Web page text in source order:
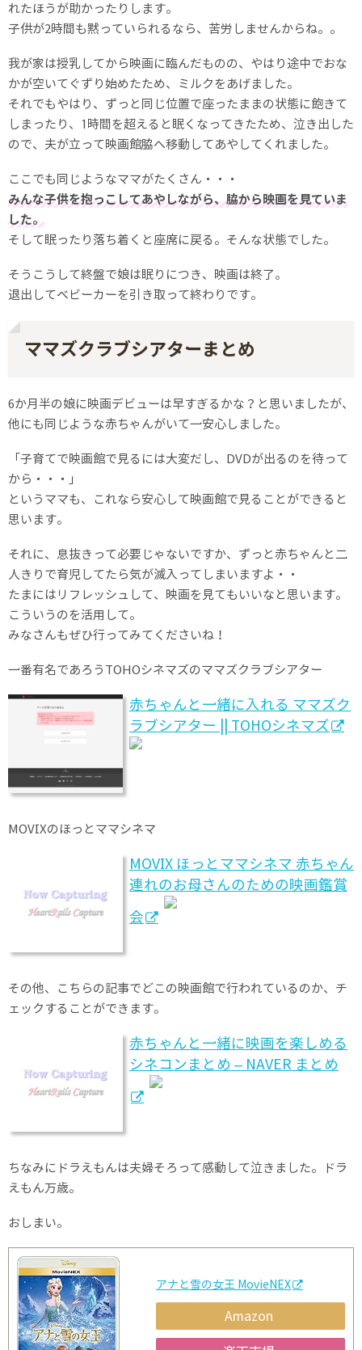
れたほうが助かったりします。
子供が2時間も黙っていられるなら、苦労しませんからね。。
我が家は授乳してから映画に臨んだものの、やはり途中でおな
かが空いてぐずり始めたため、ミルクをあげました。
それでもやはり、ずっと同じ位置で座ったままの状態に飽きて
しまったり、1時間を超えると眠くなってきたため、泣き出した
ので、夫が立って映画館脇へ移動してあやしてくれました。
ここでも同じようなママがたくさん・・・
みんな子供を抱っこしてあやしながら、脇から映画を見ていま
した。
そして眠ったり落ち着くと座席に戻る。そんな状態でした。
そうこうして終盤で娘は眠りにつき、映画は終了。
退出してベビーカーを引き取って終わりです。
ママズクラブシアターまとめ
6か月半の娘に映画デビューは早すぎるかな？と思いましたが、
他にも同じような赤ちゃんがいて一安心しました。
「子育てで映画館で見るには大変だし、DVDが出るのを待って
から・・・」
というママも、これなら安心して映画館で見ることができると
思います。
それに、息抜きって必要じゃないですか、ずっと赤ちゃんと二
人きりで育児してたら気が滅入ってしまいますよ・・
たまにはリフレッシュして、映画を見てもいいなと思います。
こういうのを活用して。
みなさんもぜひ行ってみてくださいね！
一番有名であろうTOHOシネマズのママズクラブシアター
赤ちゃんと一緒に入れる ママズク
ラブシアター || TOHOシネマズ
MOVIXのほっとママシネマ
MOVIX ほっとママシネマ 赤ちゃん
連れのお母さんのための映画鑑賞
会
その他、こちらの記事でどこの映画館で行われているのか、チ
ェックすることができます。
赤ちゃんと一緒に映画を楽しめる
シネコンまとめ – NAVER まとめ
ちなみにドラえもんは夫婦そろって感動して泣きました。ドラ
えもん万歳。
おしまい。
アナと雪の女王 MovieNEX
Amazon